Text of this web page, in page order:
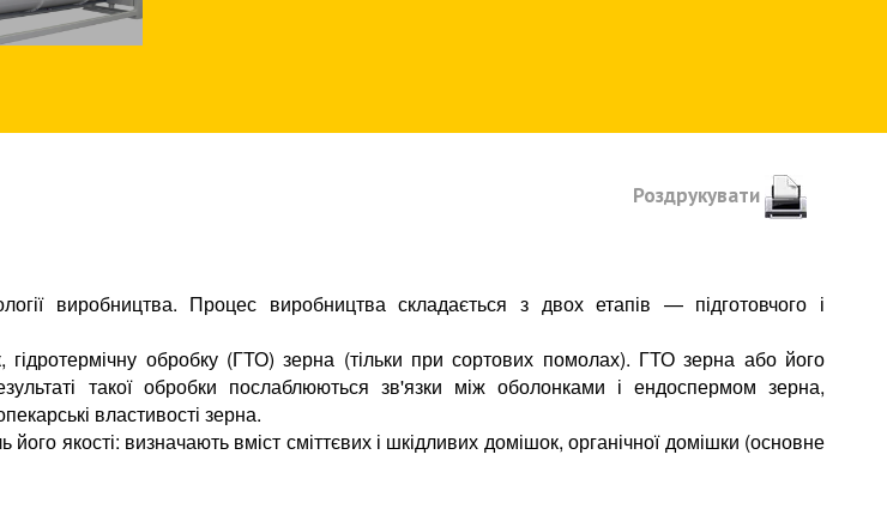
Роздрукувати
виробництва. Процес виробництва складається з двох етапів — підготовчого і
обробку (ГТО) зерна (тільки при сортових помолах). ГТО зерна або його
такої обробки послаблюються зв'язки між оболонками і ендоспермом зерна,
властивості зерна.
якості: визначають вміст сміттєвих і шкідливих домішок, органічної домішки (основне